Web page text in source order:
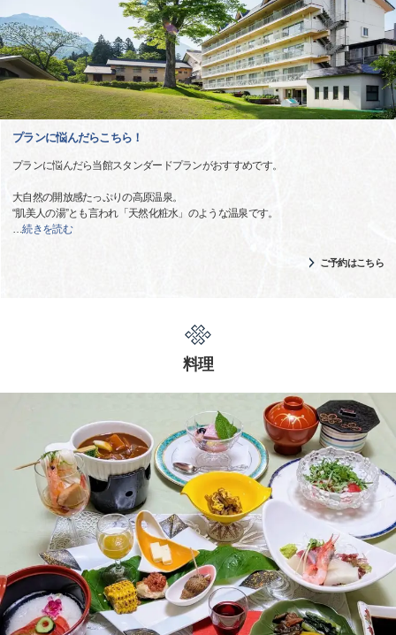
プランに悩んだらこちら！
プランに悩んだら当館スタンダードプランがおすすめです。
大自然の開放感たっぷりの高原温泉。
“肌美人の湯”とも言われ「天然化粧水」のような温泉です。
…続きを読む
ご予約はこちら
料理